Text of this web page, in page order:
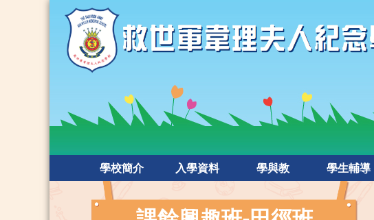
學校簡介 入學資料 學與教 學生輔導